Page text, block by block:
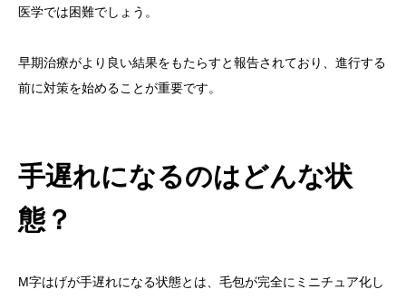
医学では困難でしょう。
早期治療がより良い結果をもたらすと報告されており、進行する
前に対策を始めることが重要です。
手遅れになるのはどんな状
態？
M字はげが手遅れになる状態とは、毛包が完全にミニチュア化し